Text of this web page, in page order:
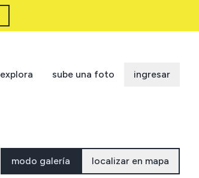
explora sube una foto ingresar
modo galería localizar en mapa